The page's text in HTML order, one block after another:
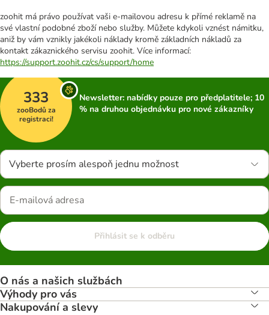
zoohit má právo používat vaši e-mailovou adresu k přímé reklamě na
své vlastní podobné zboží nebo služby. Můžete kdykoli vznést námitku,
aniž by vám vznikly jakékoli náklady kromě základních nákladů za
kontakt zákaznického servisu zoohit. Více informací:
https://support.zoohit.cz/cs/support/home
333
zooBodů za
registraci!
Newsletter: nabídky pouze pro předplatitele; 10
% na druhou objednávku pro nové zákazníky
Vyberte prosím alespoň jednu možnost
Přihlásit se k odběru
O nás a našich službách
Výhody pro vás
Nakupování a slevy